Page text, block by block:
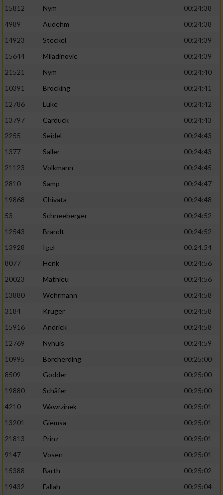
15812
Nym
00:24:38
4989
Audehm
00:24:38
14923
Steckel
00:24:39
15644
Miladinovic
00:24:39
21521
Nym
00:24:40
10391
Bröcking
00:24:41
12786
Lüke
00:24:42
13797
Carduck
00:24:43
2255
Seidel
00:24:43
1377
Saller
00:24:43
21123
Volkmann
00:24:45
2810
Samp
00:24:47
19868
Chivata
00:24:48
53
Schneeberger
00:24:52
12543
Brandt
00:24:52
13928
Igel
00:24:54
8077
Henk
00:24:56
20023
Mathieu
00:24:56
13880
Wehrmann
00:24:58
3184
Krüger
00:24:58
15916
Andrick
00:24:58
12769
Nyhuis
00:24:59
10995
Borcherding
00:25:00
8509
Godder
00:25:00
19880
Schäfer
00:25:00
4210
Wawrzinek
00:25:01
13201
Giemsa
00:25:01
21813
Prinz
00:25:01
9147
Vosen
00:25:01
15388
Barth
00:25:02
19432
Fallah
00:25:04